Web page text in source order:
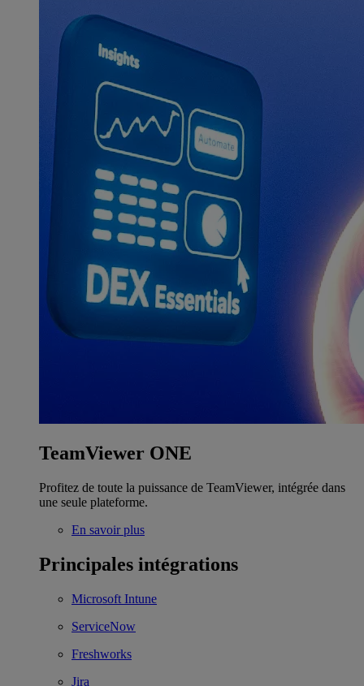
TeamViewer ONE
Profitez de toute la puissance de TeamViewer, intégrée dans
une seule plateforme.
En savoir plus
Principales intégrations
Microsoft Intune
ServiceNow
Freshworks
Jira